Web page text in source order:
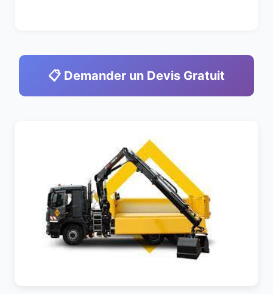
📋 Demander un Devis Gratuit